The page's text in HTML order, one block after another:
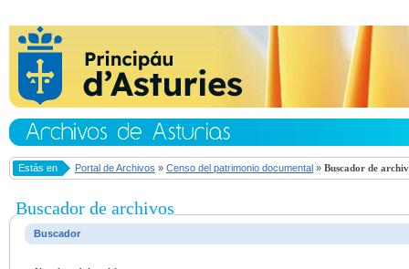
Estás en Portal de Archivos » Censo del patrimonio documental » Buscador de
Buscador de archivos
Buscador